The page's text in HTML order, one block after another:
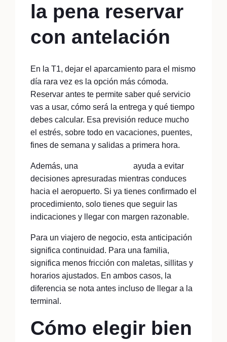
la pena reservar
con antelación
En la T1, dejar el aparcamiento para el mismo
día rara vez es la opción más cómoda.
Reservar antes te permite saber qué servicio
vas a usar, cómo será la entrega y qué tiempo
debes calcular. Esa previsión reduce mucho
el estrés, sobre todo en vacaciones, puentes,
fines de semana y salidas a primera hora.
Además, una
ayuda a evitar
decisiones apresuradas mientras conduces
hacia el aeropuerto. Si ya tienes confirmado el
procedimiento, solo tienes que seguir las
indicaciones y llegar con margen razonable.
Para un viajero de negocio, esta anticipación
significa continuidad. Para una familia,
significa menos fricción con maletas, sillitas y
horarios ajustados. En ambos casos, la
diferencia se nota antes incluso de llegar a la
terminal.
Cómo elegir bien